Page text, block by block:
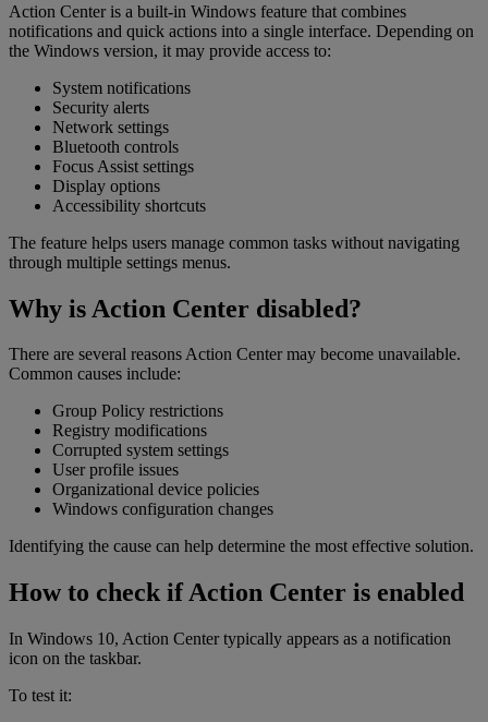
Action Center is a built-in Windows feature that combines
notifications and quick actions into a single interface. Depending on
the Windows version, it may provide access to:
System notifications
Security alerts
Network settings
Bluetooth controls
Focus Assist settings
Display options
Accessibility shortcuts
The feature helps users manage common tasks without navigating
through multiple settings menus.
Why is Action Center disabled?
There are several reasons Action Center may become unavailable.
Common causes include:
Group Policy restrictions
Registry modifications
Corrupted system settings
User profile issues
Organizational device policies
Windows configuration changes
Identifying the cause can help determine the most effective solution.
How to check if Action Center is enabled
In Windows 10, Action Center typically appears as a notification
icon on the taskbar.
To test it: